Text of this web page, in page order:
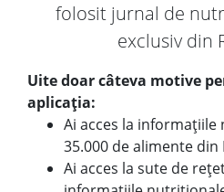
folosit jurnal de
exclusiv din
Uite doar câteva motive
aplicația:
Ai acces la
35.000 de alimente din
Ai acces la sute de